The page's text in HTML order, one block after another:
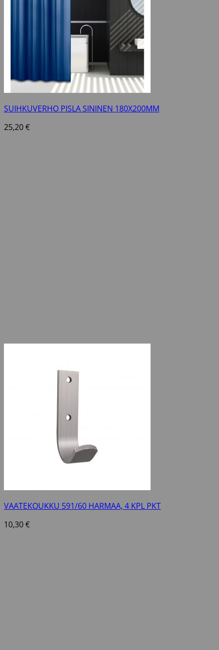
SUIHKUVERHO PISLA SININEN 180X200MM
25,20€
VAATEKOUKKU 591/60 HARMAA, 4 KPL PKT
10,30€